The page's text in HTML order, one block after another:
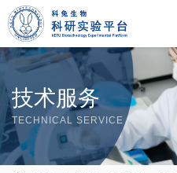
技术服务
TECHNICAL SERVICE